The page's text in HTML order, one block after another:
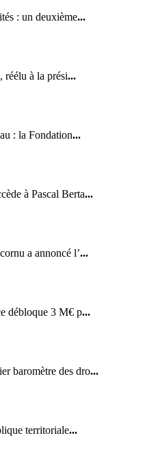
: un deuxième...
à la prési...
: la Fondation...
à Pascal Berta...
a annoncé l’...
débloque 3 M€ p...
baromètre des dro...
territoriale...